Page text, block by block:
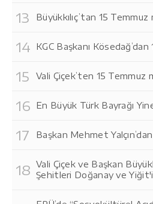
Büyükkılıç’tan 15 Temmuz
KGC Başkanı
Vali Çiçek’ten 15 Temmuz
En Büyük Türk Bayrağı
Başkan Mehmet
Vali Çiçek ve Başkan
Şehitleri Doğanay ve Yiğit'i